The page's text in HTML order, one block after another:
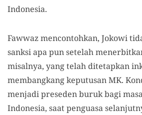
Indonesia.
Fawwaz mencontohkan, Jokowi
sanksi apa pun setelah
misalnya, yang telah ditetapkan
membangkang keputusan MK.
menjadi preseden buruk bagi
Indonesia, saat penguasa